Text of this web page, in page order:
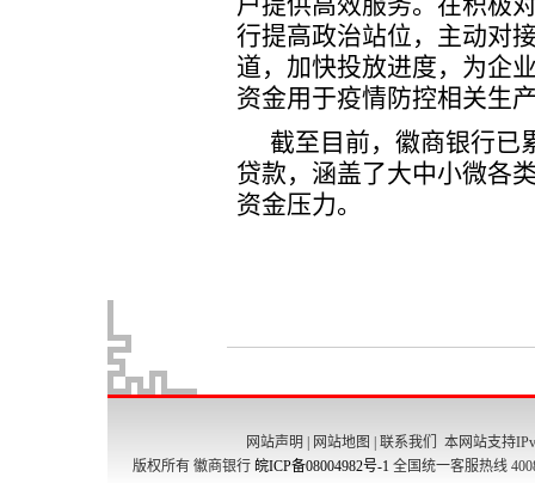
网站声明 网站地图 联系我们
本网站支持
版权所有 徽商银行 皖ICP备08004982号-1 全国统一客服热线